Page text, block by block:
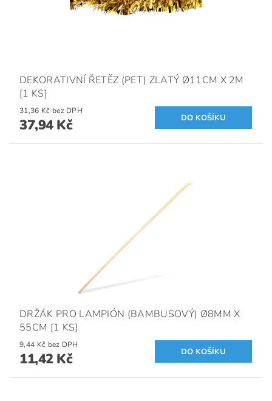
DEKORATIVNÍ ŘETĚZ (PET) ZLATÝ Ø11CM X 2M
[1 KS]
31,36 Kč bez DPH
37,94 Kč
DRŽÁK PRO LAMPIÓN (BAMBUSOVÝ) Ø8MM X
55CM [1 KS]
9,44 Kč bez DPH
11,42 Kč